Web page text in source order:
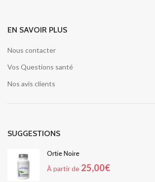
EN SAVOIR PLUS
Nous contacter
Vos Questions santé
Nos avis clients
SUGGESTIONS
Ortie Noire
À partir de 25,00€